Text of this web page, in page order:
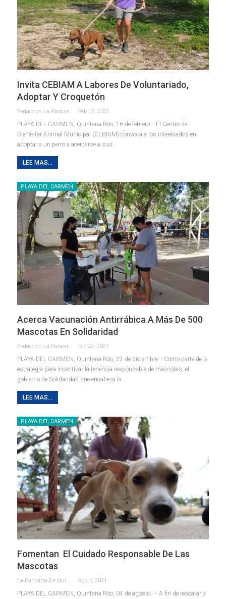
Invita CEBIAM A Labores De Voluntariado,
Adoptar Y Croquetón
Redaccion La Pancarta De Quintana Roo Feb 16, 2022
PLAYA DEL CARMEN, Quintana Roo, 16 de febrero. - El Centro de
Bienestar Animal Municipal (CEBIAM) convoca a los interesados en
adoptar a un perro a acercarse a sus…
LEE MAS...
PLAYA DEL CARMEN
Acerca Vacunación Antirrábica A Más De 500
Mascotas En Solidaridad
Dic 22, 2021
PLAYA DEL CARMEN, Quintana Roo, 22 de diciembre. - Como parte de la
estrategia para incentivar la tenencia responsable de mascotas, el
gobierno de Solidaridad que encabeza la
LEE MAS...
PLAYA DEL CARMEN
Fomentan El Cuidado Responsable De Las
Mascotas
La Pancarta De Quintana Roo Ago 4, 2021
PLAYA DEL CARMEN, Quintana Roo, 04 de agosto. – A fin de rescatar a